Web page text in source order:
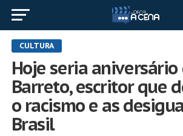
CULTURA
Hoje seria
Barreto, escritor que
o racismo e as
Brasil